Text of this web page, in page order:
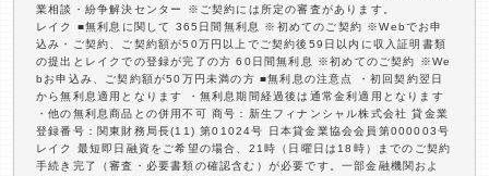
業相談・紛争解決センター ※ご契約には所定の審査があります。
レイク ■無利息に関して 365日間無利息 ※初めてのご契約 ※Webでお申
込み・ご契約、ご契約額が50万円以上でご契約後59日以内に収入証明書類
の提出とレイクでの登録が完了の方 60日間無利息 ※初めてのご契約 ※We
bお申込み、ご契約額が50万円未満の方 ■無利息の注意点 ・初回契約翌日
から無利息適用となります ・無利息期間経過後は通常金利適用となります
・他の無利息商品との併用不可 商号：新生フィナンシャル株式会社 貸金業
登録番号：関東財務局長(11) 第01024号 日本貸金業協会会員第000003号
レイク 最短即日融資をご希望の場合、21時（日曜日は18時）までのご契約
手続き完了（審査・必要書類の確認含む）が必要です。一部金融機関およ